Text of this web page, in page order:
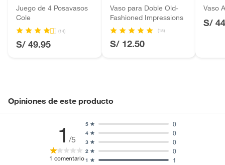
Baterías de auto.
Motocicletas y bicicletas motorizadas.
Licores y cigarros electrónicos.
Juego de 4 Posavasos
Cole
(14)
S/ 49.95
Vaso para Doble Old-
Fashioned Impressions
(15)
S/ 12.50
Vaso
S/
Opiniones de este producto
1 /5
1 comentario1 1
2 0
3 0
4 0
5 0